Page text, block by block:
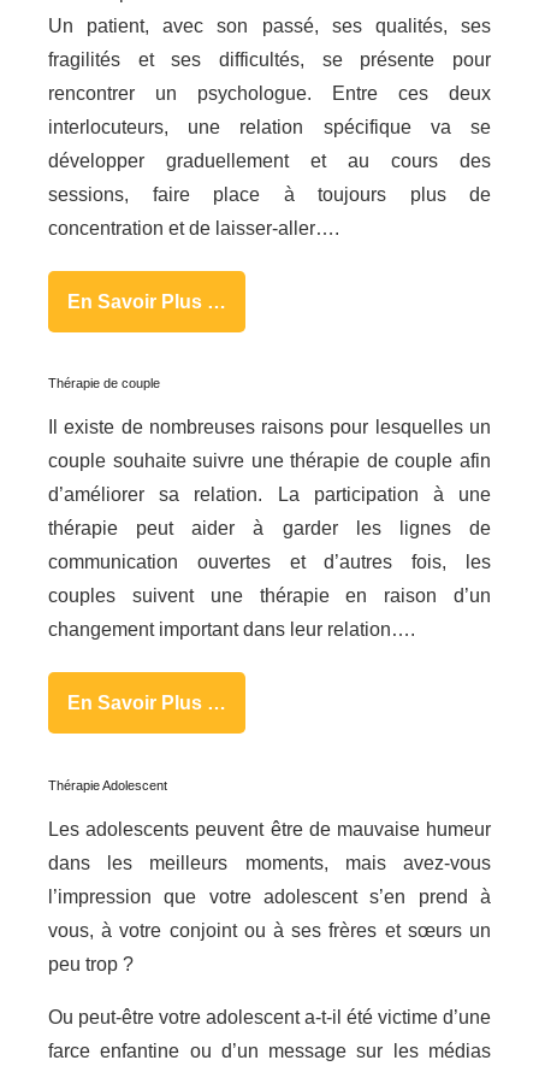
Un patient, avec son passé, ses qualités, ses
fragilités et ses difficultés, se présente pour
rencontrer un psychologue. Entre ces deux
interlocuteurs, une relation spécifique va se
développer graduellement et au cours des
sessions, faire place à toujours plus de
concentration et de laisser-aller….
En Savoir Plus …
Thérapie de couple
Il existe de nombreuses raisons pour lesquelles un
couple souhaite suivre une thérapie de couple afin
d’améliorer sa relation. La participation à une
thérapie peut aider à garder les lignes de
communication ouvertes et d’autres fois, les
couples suivent une thérapie en raison d’un
changement important dans leur relation….
En Savoir Plus …
Thérapie Adolescent
Les adolescents peuvent être de mauvaise humeur
dans les meilleurs moments, mais avez-vous
l’impression que votre adolescent s’en prend à
vous, à votre conjoint ou à ses frères et sœurs un
peu trop ?
Ou peut-être votre adolescent a-t-il été victime d’une
farce enfantine ou d’un message sur les médias